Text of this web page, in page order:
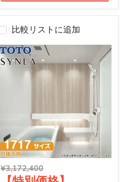
比較リストに追加
元
¥3,172,400